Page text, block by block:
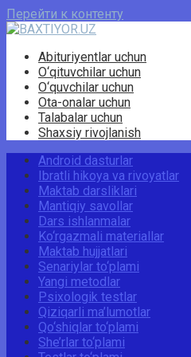
Перейти к контенту
Abituriyentlar uchun
O‘qituvchilar uchun
O‘quvchilar uchun
Ota-onalar uchun
Talabalar uchun
Shaxsiy rivojlanish
Android dasturlar
Ibratli hikoya va rivoyatlar
Maktab darsliklari
Mantiqiy savollar
Dars ishlanmalar
Ko‘rgazmali materiallar
Maktab hujjatlari
Senariylar to‘plami
Yangi metodlar
Psixologik testlar
Qiziqarli ma’lumotlar
Qo‘shiqlar to‘plami
She’rlar to‘plami